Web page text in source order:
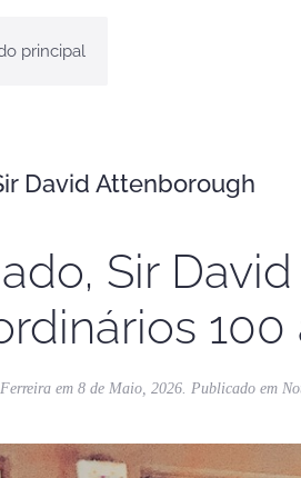
principal
David Attenborough
Sir
100
em 8 de Maio, 2026. Publicado em